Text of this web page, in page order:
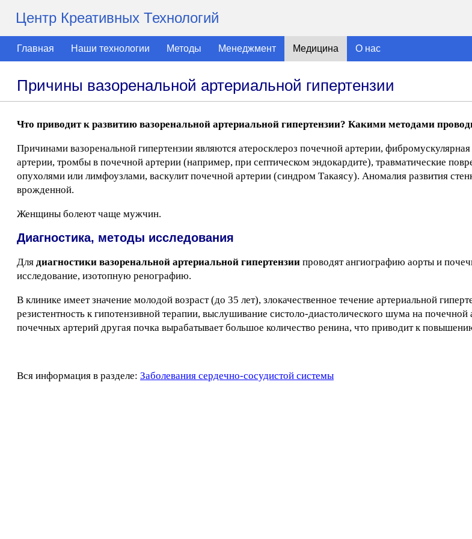
Центр Креативных Технологий
Главная Наши технологии Методы Менеджмент Медицина О нас
Причины вазоренальной артериальной гипертензии
Что приводит к развитию вазоренальной артериальной гипертензии? Какими методами
Причинами вазоренальной гипертензии являются атеросклероз почечной артерии,
артерии, тромбы в почечной артерии (например, при септическом эндокардите), травматические
опухолями или лимфоузлами, васкулит почечной артерии (синдром Такаясу). Аномалия развития
врожденной.
Женщины болеют чаще мужчин.
Диагностика, методы исследования
Для диагностики вазоренальной артериальной гипертензии проводят ангиографию аорты и
исследование, изотопную ренографию.
В клинике имеет значение молодой возраст (до 35 лет), злокачественное течение артериальной
резистентность к гипотензивной терапии, выслушивание систоло-диастолического шума на
почечных артерий другая почка вырабатывает большое количество ренина, что приводит к
Вся информация в разделе: Заболевания сердечно-сосудистой системы